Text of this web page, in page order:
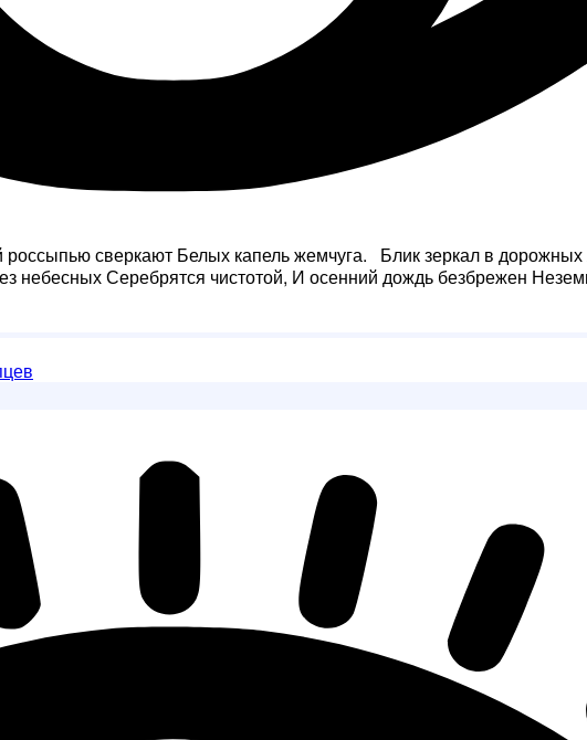
сверкают Белых капель жемчуга. Блик зеркал в
небесных Серебрятся чистотой, И осенний дождь безбрежен